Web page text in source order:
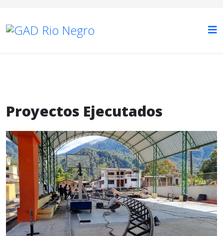
Proyectos Ejecutados